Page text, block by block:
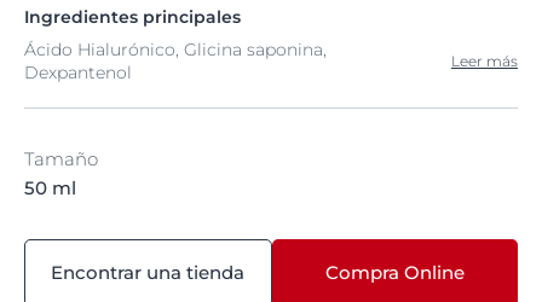
Ingredientes principales
Ácido Hialurónico, Glicina saponina,
Dexpantenol
Leer más
Tamaño
50 ml
Encontrar una tienda Compra Online